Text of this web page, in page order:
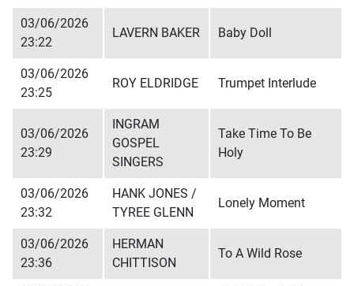
03/06/2026
23:22
LAVERN BAKER Baby Doll
03/06/2026
23:25
ROY ELDRIDGE Trumpet Interlude
03/06/2026
23:29
INGRAM
GOSPEL
SINGERS
Take Time To Be
Holy
03/06/2026
23:32
HANK JONES /
TYREE GLENN
Lonely Moment
03/06/2026
23:36
HERMAN
CHITTISON
To A Wild Rose